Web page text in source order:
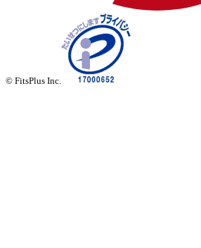
© FitsPlus Inc.